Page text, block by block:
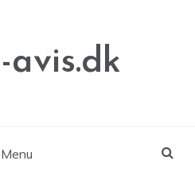
avis.dk
Menu